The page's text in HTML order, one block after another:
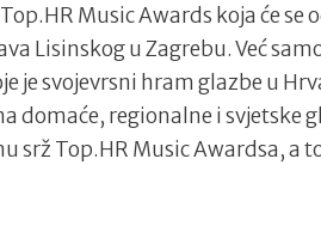
Music Awards koja će se
Lisinskog u Zagrebu. Već
je svojevrsni hram glazbe u
domaće, regionalne i svjetske
srž Top.HR Music Awardsa, a